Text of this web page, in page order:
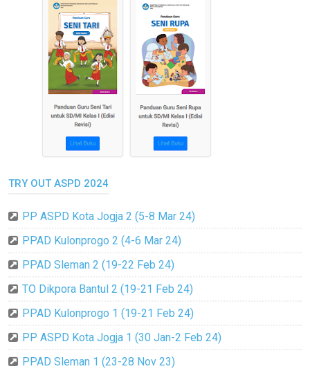
TRY OUT ASPD 2024
PP ASPD Kota Jogja 2 (5-8 Mar 24)
PPAD Kulonprogo 2 (4-6 Mar 24)
PPAD Sleman 2 (19-22 Feb 24)
TO Dikpora Bantul 2 (19-21 Feb 24)
PPAD Kulonprogo 1 (19-21 Feb 24)
PP ASPD Kota Jogja 1 (30 Jan-2 Feb 24)
PPAD Sleman 1 (23-28 Nov 23)